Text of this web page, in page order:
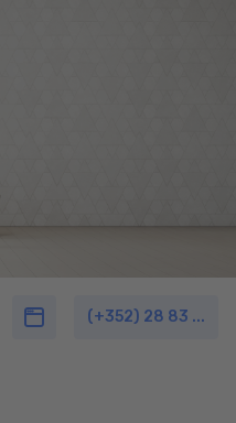
(+352) 28 83 ...